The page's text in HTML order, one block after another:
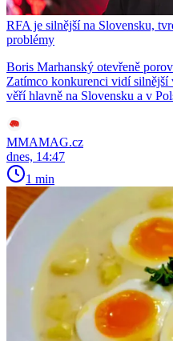
RFA je silnější na Slovensku,
problémy
Boris Marhanský otevřeně
Zatímco konkurenci vidí silnější
věří hlavně na Slovensku a v
MMAMAG.cz
dnes, 14:47
1 min